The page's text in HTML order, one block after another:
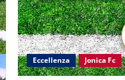
Eccellenza Jonica Fc